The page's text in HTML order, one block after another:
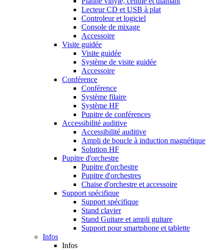
Lecteur CD et USB à plat
Controleur et logiciel
Console de mixage
Accessoire
Visite guidée
Visite guidée
Système de visite guidée
Accessoire
Conférence
Conférence
Système filaire
Système HF
Pupitre de conférences
Accessibilité auditive
Accessibilité auditive
Ampli de boucle à induction magnétique
Solution HF
Pupitre d'orchestre
Pupitre d'orchestre
Pupitre d'orchestres
Chaise d'orchestre et accessoire
Support spécifique
Support spécifique
Stand clavier
Stand Guitare et ampli guitare
Support pour smartphone et tablette
Infos
Infos